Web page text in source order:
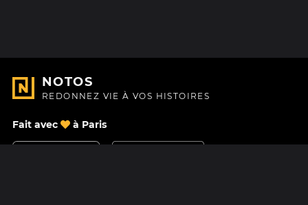
NOTOS
REDONNEZ VIE À VOS HISTOIRES
Fait avec à Paris